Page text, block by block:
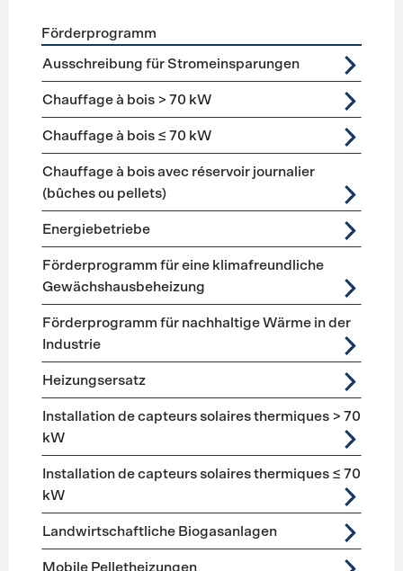
Förderprogramme Wärmeerzeugung
Förderprogramm
Ausschreibung für Stromeinsparungen
Chauffage à bois > 70 kW
Chauffage à bois ≤ 70 kW
Chauffage à bois avec réservoir journalier
(bûches ou pellets)
Energiebetriebe
Förderprogramm für eine klimafreundliche
Gewächshausbeheizung
Förderprogramm für nachhaltige Wärme in der
Industrie
Heizungsersatz
Installation de capteurs solaires thermiques > 70
kW
Installation de capteurs solaires thermiques ≤ 70
kW
Landwirtschaftliche Biogasanlagen
Mobile Pelletheizungen